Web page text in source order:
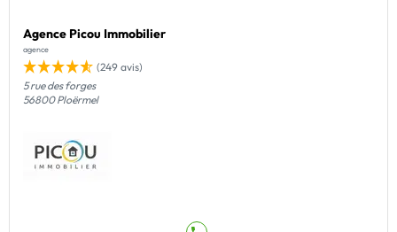
Agence Picou Immobilier
agence
(249 avis)
5 rue des forges
56800 Ploërmel